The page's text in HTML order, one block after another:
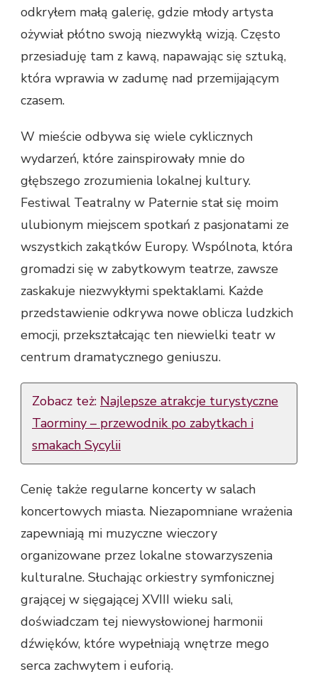
odkryłem małą galerię, gdzie młody artysta
ożywiał płótno swoją niezwykłą wizją. Często
przesiaduję tam z kawą, napawając się sztuką,
która wprawia w zadumę nad przemijającym
czasem.
W mieście odbywa się wiele cyklicznych
wydarzeń, które zainspirowały mnie do
głębszego zrozumienia lokalnej kultury.
Festiwal Teatralny w Paternie stał się moim
ulubionym miejscem spotkań z pasjonatami ze
wszystkich zakątków Europy. Wspólnota, która
gromadzi się w zabytkowym teatrze, zawsze
zaskakuje niezwykłymi spektaklami. Każde
przedstawienie odkrywa nowe oblicza ludzkich
emocji, przekształcając ten niewielki teatr w
centrum dramatycznego geniuszu.
Zobacz też: Najlepsze atrakcje turystyczne
Taorminy – przewodnik po zabytkach i
smakach Sycylii
Cenię także regularne koncerty w salach
koncertowych miasta. Niezapomniane wrażenia
zapewniają mi muzyczne wieczory
organizowane przez lokalne stowarzyszenia
kulturalne. Słuchając orkiestry symfonicznej
grającej w sięgającej XVIII wieku sali,
doświadczam tej niewysłowionej harmonii
dźwięków, które wypełniają wnętrze mego
serca zachwytem i euforią.